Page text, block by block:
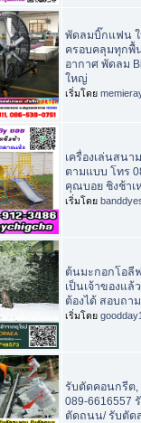
พัดลมบิ๊กแฟน
ครอบคลุมทุกพื้
อากาศ พัดลม
ใหญ่
เริ่มโดย
เครื่องเล่นสนา
ตามแบบ โทร
คุณบอย ชิงช้าเ
เริ่มโดย
ต้นมะกอกโอลี
เป็นเจ้าของแล้
ต้องได้ สอบถา
เริ่มโดย
รับตัดคอนกรีต
089-6616557
ตัดถนน/ รับตัด